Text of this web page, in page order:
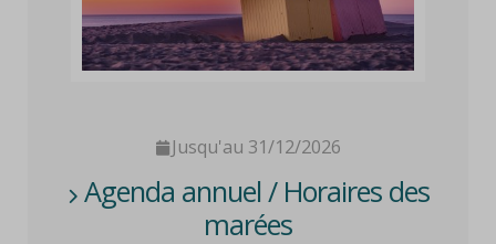
Jusqu'au 31/12/2026
Agenda annuel / Horaires des
marées